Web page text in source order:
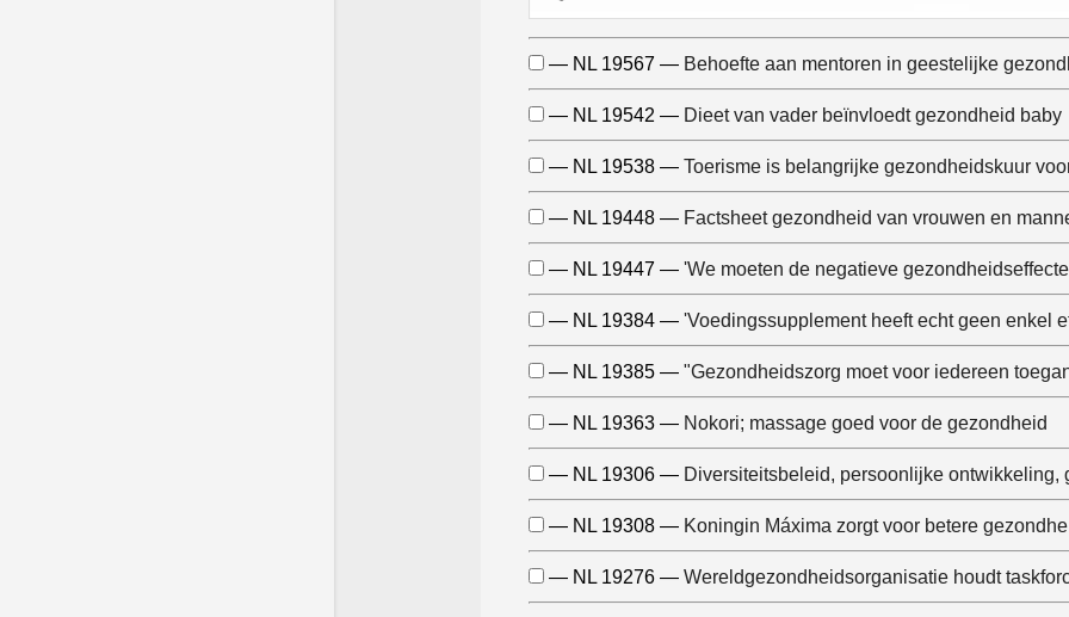
— NL 19567 — Behoefte aan mentoren in geestelijke
— NL 19542 — Dieet van vader beïnvloedt gezondheid baby
— NL 19538 — Toerisme is belangrijke gezondheidskuur
— NL 19448 — Factsheet gezondheid van vrouwen en
— NL 19447 — 'We moeten de negatieve
— NL 19384 — 'Voedingssupplement heeft echt geen enkel
— NL 19385 — "Gezondheidszorg moet voor iedereen
— NL 19363 — Nokori; massage goed voor de gezondheid
— NL 19306 — Diversiteitsbeleid, persoonlijke ontwikkeling,
— NL 19308 — Koningin Máxima zorgt voor betere
— NL 19276 — Wereldgezondheidsorganisatie houdt